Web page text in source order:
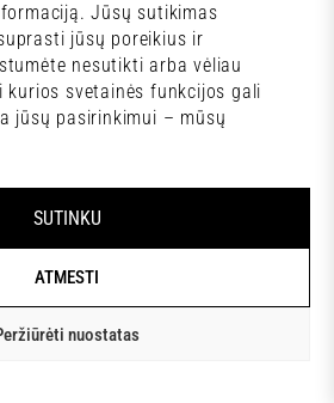
Jūsų sutikimas
jūsų poreikius ir
nesutikti arba vėliau
svetainės funkcijos gali
jūsų pasirinkimui – mūsų
SUTINKU
ATMESTI
nuostatas